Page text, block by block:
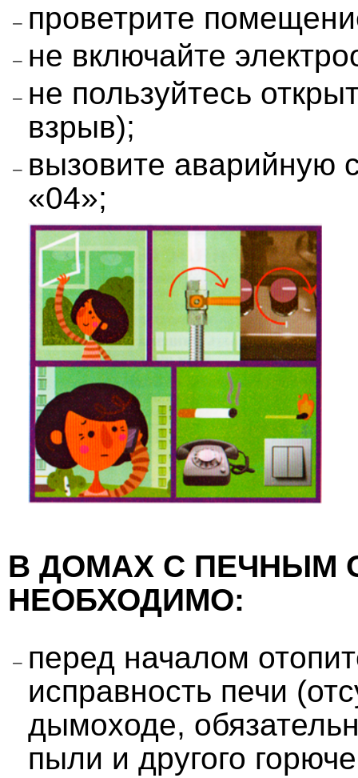
проветрите
не включайте
не пользуйтесь
взрыв);
вызовите аварийную
«04»;
В ДОМАХ С ПЕЧНЫМ
НЕОБХОДИМО:
перед началом
исправность печи
дымоходе,
пыли и другого